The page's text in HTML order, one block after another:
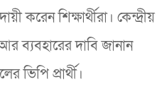
করেন শিক্ষার্থীরা। কেন্দ্রীয়
ব্যবহারের দাবি জানান
ভিপি প্রার্থী।